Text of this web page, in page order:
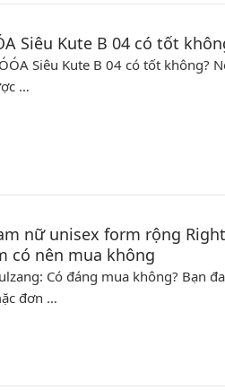
Siêu Kute B 04 có tốt
Siêu Kute B 04 có tốt không?
…
nữ unisex form rộng Right
có nên mua không
Có đáng mua không? Bạn
đơn …